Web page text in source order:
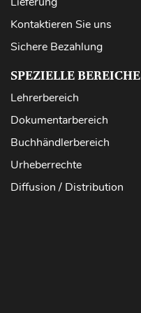
Kontaktieren Sie uns
Sichere Bezahlung
SPEZIELLE BEREICHE
Lehrerbereich
Dokumentarbereich
Buchhändlerbereich
Urheberrechte
Diffusion / Distribution